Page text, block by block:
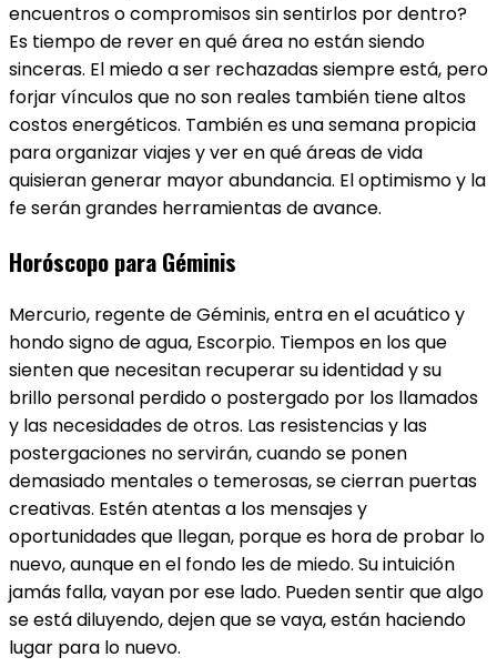
encuentros o compromisos sin sentirlos por dentro?
Es tiempo de rever en qué área no están siendo
sinceras. El miedo a ser rechazadas siempre está, pero
forjar vínculos que no son reales también tiene altos
costos energéticos. También es una semana propicia
para organizar viajes y ver en qué áreas de vida
quisieran generar mayor abundancia. El optimismo y la
fe serán grandes herramientas de avance.
Horóscopo para Géminis
Mercurio, regente de Géminis, entra en el acuático y
hondo signo de agua, Escorpio. Tiempos en los que
sienten que necesitan recuperar su identidad y su
brillo personal perdido o postergado por los llamados
y las necesidades de otros. Las resistencias y las
postergaciones no servirán, cuando se ponen
demasiado mentales o temerosas, se cierran puertas
creativas. Estén atentas a los mensajes y
oportunidades que llegan, porque es hora de probar lo
nuevo, aunque en el fondo les de miedo. Su intuición
jamás falla, vayan por ese lado. Pueden sentir que algo
se está diluyendo, dejen que se vaya, están haciendo
lugar para lo nuevo.